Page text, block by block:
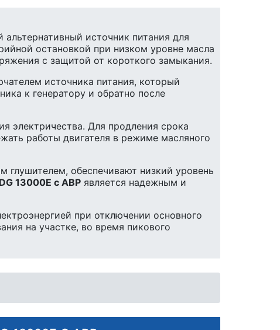
источник питания для
остановкой при низком уровне масла
с защитой от короткого замыкания.
источника питания, который
к генератору и обратно после
электричества. Для продления срока
работы двигателя в режиме масляного
глушителем, обеспечивают низкий уровень
13000E с АВР является надежным и
при отключении основного
на участке, во время пикового